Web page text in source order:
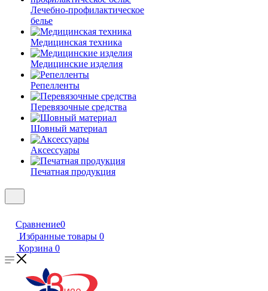
Лечебно-профилактическое
белье
Медицинская техника
Медицинские изделия
Репелленты
Перевязочные средства
Шовный материал
Аксессуары
Печатная продукция
Сравнение0
Избранные товары 0
Корзина 0